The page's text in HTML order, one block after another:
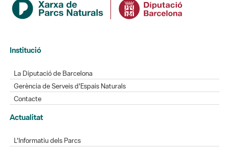
Institució
Gerència de Serveis d'Espais Naturals
Actualitat
L'Informatiu dels Parcs
Gaudim als Parcs